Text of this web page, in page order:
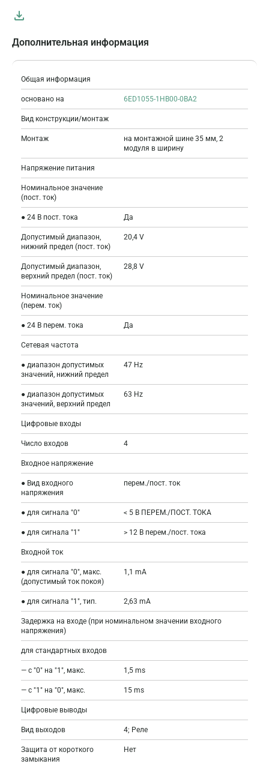
Дополнительная информация
Общая информация
основано на 6ED1055-1HB00-0BA2
Вид конструкции/монтаж
Монтаж
на монтажной шине 35 мм, 2
модуля в ширину
Напряжение питания
Номинальное значение
(пост. ток)
● 24 В пост. тока Да
Допустимый диапазон,
нижний предел (пост. ток)
20,4 V
Допустимый диапазон,
верхний предел (пост. ток)
28,8 V
Номинальное значение
(перем. ток)
● 24 В перем. тока Да
Сетевая частота
● диапазон допустимых
значений, нижний предел
47 Hz
● диапазон допустимых
значений, верхний предел
63 Hz
Цифровые входы
Число входов 4
Входное напряжение
● Вид входного
напряжения
перем./пост. ток
● для сигнала "0" < 5 В ПЕРЕМ./ПОСТ. ТОКА
● для сигнала "1" > 12 В перем./пост. тока
Входной ток
● для сигнала "0", макс.
(допустимый ток покоя)
1,1 mA
● для сигнала "1", тип. 2,63 mA
Задержка на входе (при номинальном значении входного
напряжения)
для стандартных входов
— с "0" на "1", макс. 1,5 ms
— с "1" на "0", макс. 15 ms
Цифровые выводы
Вид выходов 4; Реле
Защита от короткого
замыкания
Нет